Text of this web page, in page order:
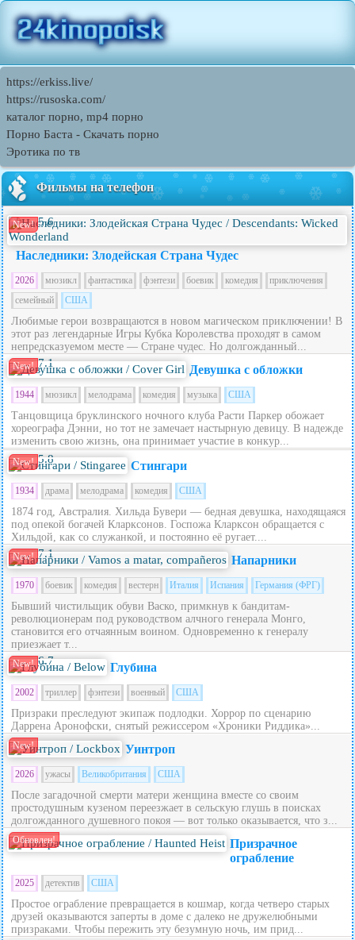
https://erkiss.live/
https://rusoska.com/
каталог порно, mp4 порно
Порно Баcта - Скачать порно
Эротика по тв
Фильмы на телефон
New! 5.6
Наследники: Злодейская Страна Чудес
2026 мюзикл фантастика фэнтези боевик комедия
приключения
семейный
США
Любимые герои возвращаются в новом магическом приключении! В
этот раз легендарные Игры Кубка Королевства проходят в самом
непредсказуемом месте — Стране чудес. Но долгожданный...
New! 7.1 Девушка с обложки
1944 мюзикл мелодрама комедия музыка США
Танцовщица бруклинского ночного клуба Расти Паркер обожает
хореографа Дэнни, но тот не замечает настырную девицу. В надежде
изменить свою жизнь, она принимает участие в конкур...
New! 5.8 Стингари
1934 драма мелодрама комедия США
1874 год, Австралия. Хильда Бувери — бедная девушка, находящаяся
под опекой богачей Кларксонов. Госпожа Кларксон обращается с
Хильдой, как со служанкой, и постоянно её ругает....
New! 7.1 Напарники
1970 боевик комедия вестерн Италия Испания Германия (ФРГ)
Бывший чистильщик обуви Васко, примкнув к бандитам-
революционерам под руководством алчного генерала Монго,
становится его отчаянным воином. Одновременно к генералу
приезжает т...
New! 6.7 Глубина
2002 триллер фэнтези военный США
Призраки преследуют экипаж подлодки. Хоррор по сценарию
Даррена Аронофски, снятый режиссером «Хроники Риддика»...
New! Уинтроп
2026 ужасы Великобритания США
После загадочной смерти матери женщина вместе со своим
простодушным кузеном переезжает в сельскую глушь в поисках
долгожданного душевного покоя — вот только оказывается, что з...
Обновлен!
Призрачное
ограбление
2025 детектив США
Простое ограбление превращается в кошмар, когда четверо старых
друзей оказываются заперты в доме с далеко не дружелюбными
призраками. Чтобы пережить эту безумную ночь, им прид...